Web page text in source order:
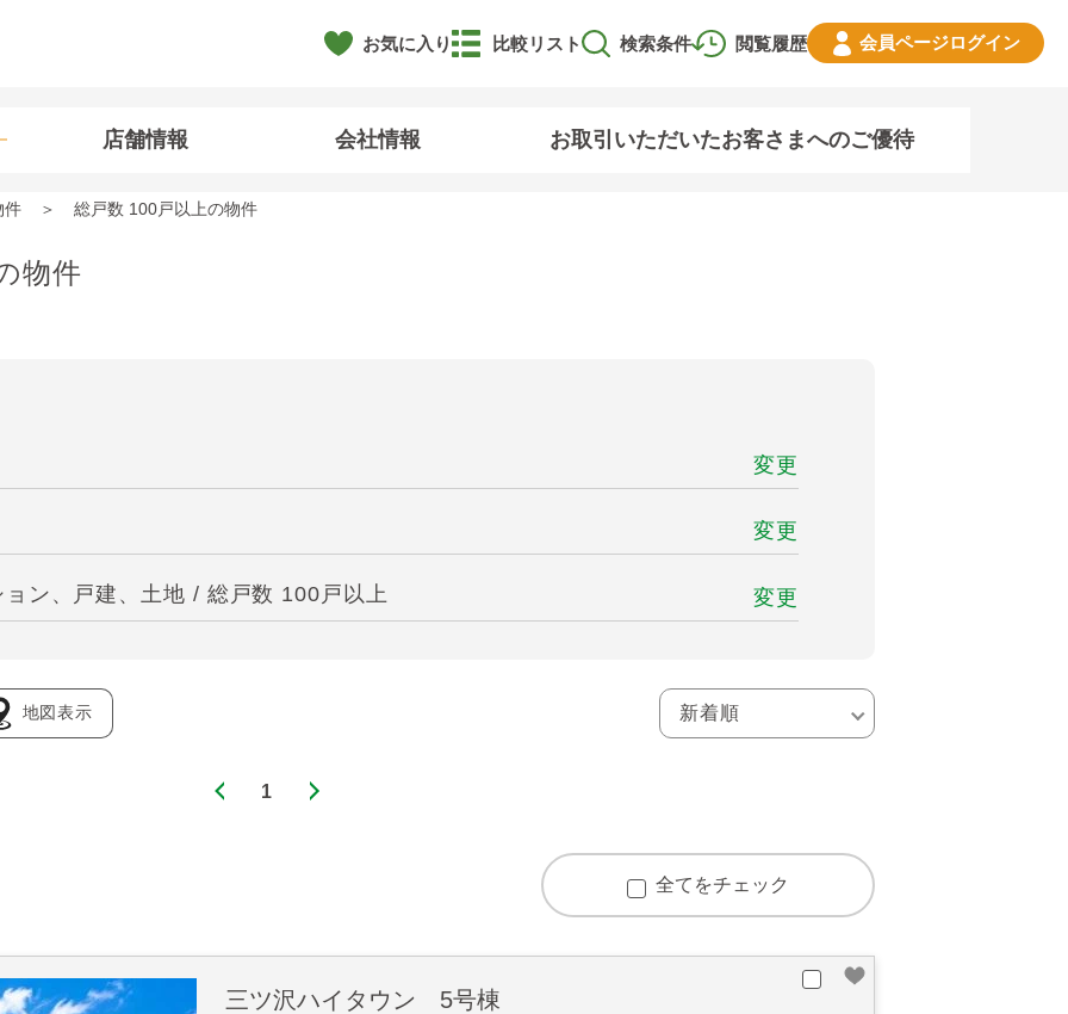
お気に入り 閲覧履歴
比較リスト 検索条件 会員ページログイン
店舗情報 会社情報 お取引いただいたお客さまへのご優待
件 総戸数 100戸以上の物件
物件
変更
変更
ン、戸建、土地 / 総戸数 100戸以上 変更
地図表示
1
全てをチェック
三ツ沢ハイタウン 5号棟